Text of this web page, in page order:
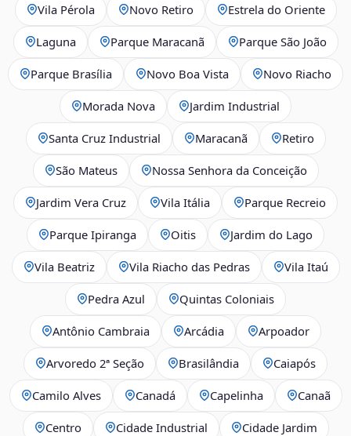
Vila Pérola Novo Retiro Estrela do Oriente
Laguna Parque Maracanã Parque São João
Parque Brasília Novo Boa Vista Novo Riacho
Morada Nova Jardim Industrial
Santa Cruz Industrial Maracanã Retiro
São Mateus Nossa Senhora da Conceição
Jardim Vera Cruz Vila Itália Parque Recreio
Parque Ipiranga Oitis Jardim do Lago
Vila Beatriz Vila Riacho das Pedras Vila Itaú
Pedra Azul Quintas Coloniais
Antônio Cambraia Arcádia Arpoador
Arvoredo 2ª Seção Brasilândia Caiapós
Camilo Alves Canadá Capelinha Canaã
Centro Cidade Industrial Cidade Jardim